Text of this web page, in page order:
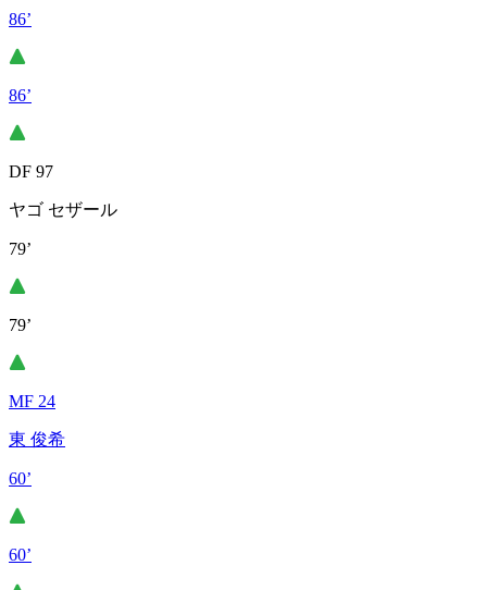
86’
86’
DF 97
ヤゴ セザール
79’
79’
MF 24
東 俊希
60’
60’